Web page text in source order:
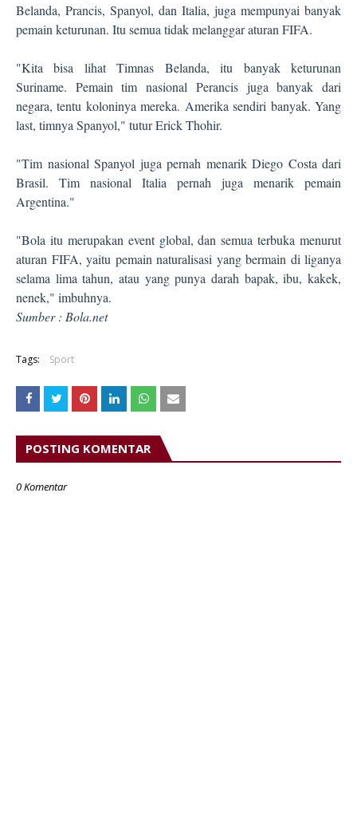
Belanda, Prancis, Spanyol, dan Italia, juga mempunyai banyak
pemain keturunan. Itu semua tidak melanggar aturan FIFA.
"Kita bisa lihat Timnas Belanda, itu banyak keturunan
Suriname. Pemain tim nasional Perancis juga banyak dari
negara, tentu koloninya mereka. Amerika sendiri banyak. Yang
last, timnya Spanyol," tutur Erick Thohir.
"Tim nasional Spanyol juga pernah menarik Diego Costa dari
Brasil. Tim nasional Italia pernah juga menarik pemain
Argentina."
"Bola itu merupakan event global, dan semua terbuka menurut
aturan FIFA, yaitu pemain naturalisasi yang bermain di liganya
selama lima tahun, atau yang punya darah bapak, ibu, kakek,
nenek," imbuhnya.
Sumber : Bola.net
Tags: Sport
POSTING KOMENTAR
0 Komentar